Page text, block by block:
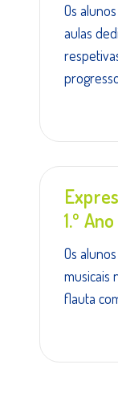
Os
aulas
1.º Ano
Os
musicais
flauta